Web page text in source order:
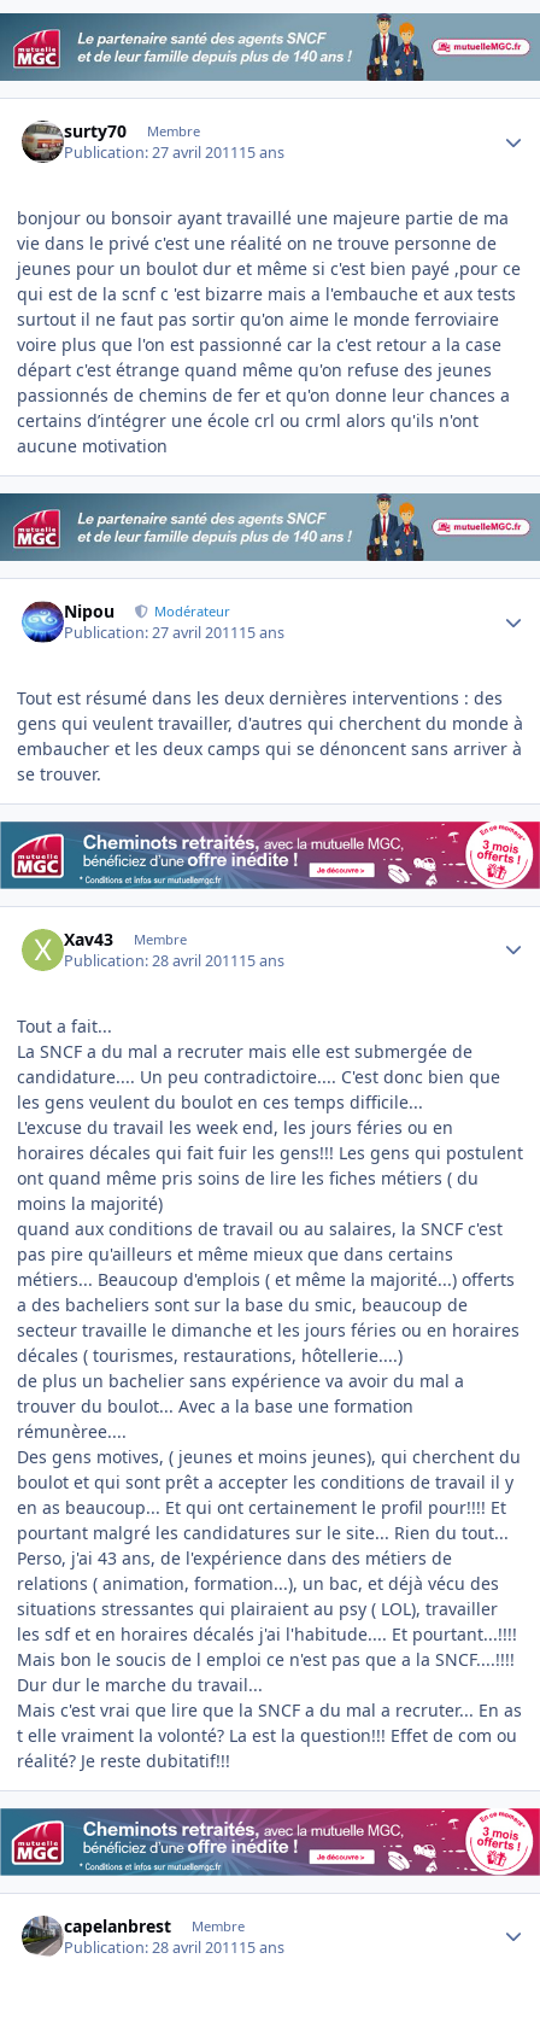
surty70 Membre
Publication:27 avril 201115 ans
bonjour ou bonsoir ayant travaillé une majeure partie de ma
vie dans le privé c'est une réalité on ne trouve personne de
jeunes pour un boulot dur et même si c'est bien payé ,pour ce
qui est de la scnf c 'est bizarre mais a l'embauche et aux tests
surtout il ne faut pas sortir qu'on aime le monde ferroviaire
voire plus que l'on est passionné car la c'est retour a la case
départ c'est étrange quand même qu'on refuse des jeunes
passionnés de chemins de fer et qu'on donne leur chances a
certains d’intégrer une école crl ou crml alors qu'ils n'ont
aucune motivation
Nipou Modérateur
Publication:27 avril 201115 ans
Tout est résumé dans les deux dernières interventions : des
gens qui veulent travailler, d'autres qui cherchent du monde à
embaucher et les deux camps qui se dénoncent sans arriver à
se trouver.
Xav43 Membre
Publication:28 avril 201115 ans
Tout a fait...
La SNCF a du mal a recruter mais elle est submergée de
candidature.... Un peu contradictoire.... C'est donc bien que
les gens veulent du boulot en ces temps difficile...
L'excuse du travail les week end, les jours féries ou en
horaires décales qui fait fuir les gens!!! Les gens qui postulent
ont quand même pris soins de lire les fiches métiers ( du
moins la majorité)
quand aux conditions de travail ou au salaires, la SNCF c'est
pas pire qu'ailleurs et même mieux que dans certains
métiers... Beaucoup d'emplois ( et même la majorité...) offerts
a des bacheliers sont sur la base du smic, beaucoup de
secteur travaille le dimanche et les jours féries ou en horaires
décales ( tourismes, restaurations, hôtellerie....)
de plus un bachelier sans expérience va avoir du mal a
trouver du boulot... Avec a la base une formation
rémunèree....
Des gens motives, ( jeunes et moins jeunes), qui cherchent du
boulot et qui sont prêt a accepter les conditions de travail il y
en as beaucoup... Et qui ont certainement le profil pour!!!! Et
pourtant malgré les candidatures sur le site... Rien du tout...
Perso, j'ai 43 ans, de l'expérience dans des métiers de
relations ( animation, formation...), un bac, et déjà vécu des
situations stressantes qui plairaient au psy ( LOL), travailler
les sdf et en horaires décalés j'ai l'habitude.... Et pourtant...!!!!
Mais bon le soucis de l emploi ce n'est pas que a la SNCF....!!!!
Dur dur le marche du travail...
Mais c'est vrai que lire que la SNCF a du mal a recruter... En as
t elle vraiment la volonté? La est la question!!! Effet de com ou
réalité? Je reste dubitatif!!!
capelanbrest Membre
Publication:28 avril 201115 ans